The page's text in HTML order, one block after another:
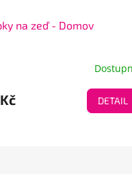
na zeď - Domov
DETAIL